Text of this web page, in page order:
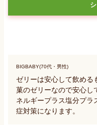
BIGBABY(70代・男性)
ゼリーは安心して飲める
菓のゼリーなので安心し
ネルギープラス塩分プラ
症対策になります。